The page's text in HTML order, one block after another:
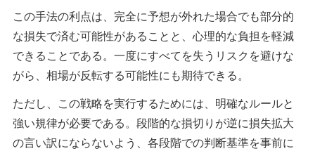
この手法の利点は、完全に予想が外れた場合でも部分的
な損失で済む可能性があることと、心理的な負担を軽減
できることである。一度にすべてを失うリスクを避けな
がら、相場が反転する可能性にも期待できる。
ただし、この戦略を実行するためには、明確なルールと
強い規律が必要である。段階的な損切りが逆に損失拡大
の言い訳にならないよう、各段階での判断基準を事前に